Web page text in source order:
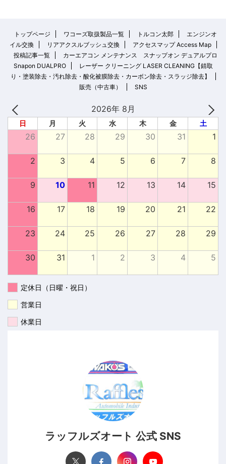
トップページ ワコーズ取扱製品一覧 トルコン太郎
エンジンオ
イル交換
リアアクスルブッシュ交換
アクセスマップ Access Map
投稿記事一覧
カーエアコン メンテナンス スナップオン デュアルプロ
Snapon DUALPRO
レーザー クリーニング LASER CLEANING【錆取
り・塗装除去・汚れ除去・酸化被膜除去・カーボン除去・スラッジ除去】
販売（中古車）
SNS
2026年 8月
日 月 火 水 木 金 土
26 27 28 29 30 31 1
2 3 4 5 6 7 8
9 10 11 12 13 14 15
16 17 18 19 20 21 22
23 24 25 26 27 28 29
30 31 1 2 3 4 5
定休日（日曜・祝日）
営業日
休業日
ラッフルズオート 公式 SNS